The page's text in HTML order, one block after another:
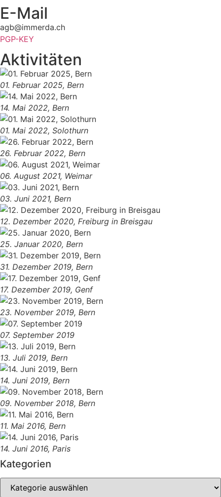
E-Mail
agb@immerda.ch
PGP-KEY
Aktivitäten
01. Februar 2025, Bern
14. Mai 2022, Bern
01. Mai 2022, Solothurn
26. Februar 2022, Bern
06. August 2021, Weimar
03. Juni 2021, Bern
12. Dezember 2020, Freiburg in Breisgau
25. Januar 2020, Bern
31. Dezember 2019, Bern
17. Dezember 2019, Genf
23. November 2019, Bern
07. September 2019
13. Juli 2019, Bern
14. Juni 2019, Bern
09. November 2018, Bern
11. Mai 2016, Bern
14. Juni 2016, Paris
Kategorien